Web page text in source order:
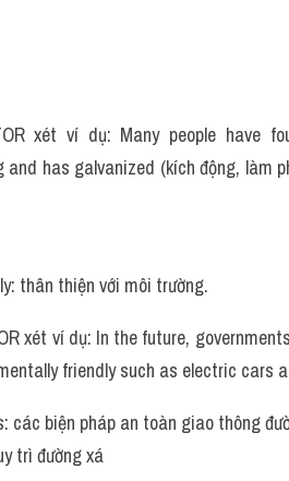
xét ví dụ: Many people have
and has galvanized (kích động,
thân thiện với môi trường.
xét ví dụ: In the future,
friendly such as electric cars
các biện pháp an toàn giao thông
trì đường xá